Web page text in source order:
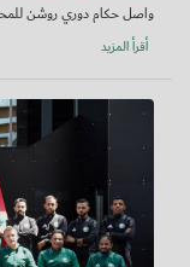
واصل حكام دوري روشن
أقرأ المزيد